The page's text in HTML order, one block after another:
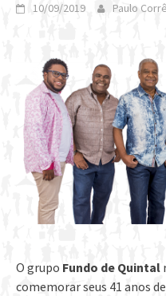
10/09/2019 Paulo
O grupo Fundo de Quintal
comemorar seus 41 anos